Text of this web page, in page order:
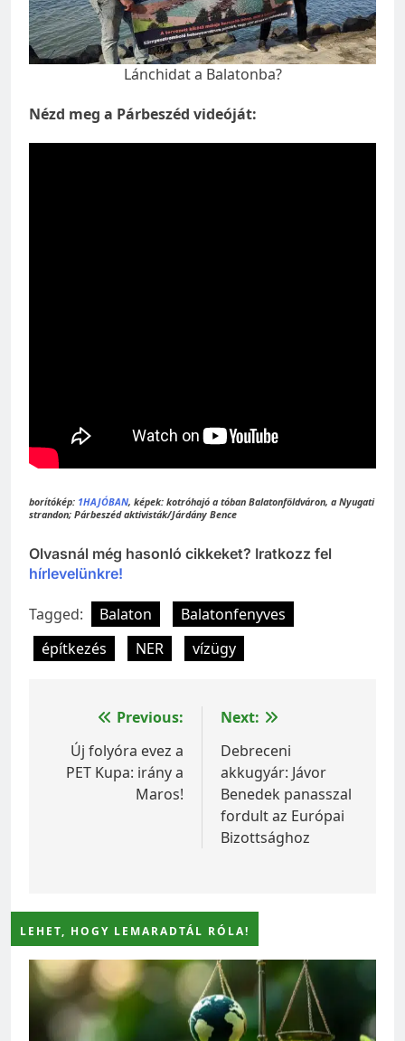
Lánchidat a Balatonba?
Nézd meg a Párbeszéd videóját:
borítókép: 1HAJÓBAN, képek: kotróhajó a tóban Balatonföldváron, a Nyugati
strandon; Párbeszéd aktivisták/Járdány Bence
Olvasnál még hasonló cikkeket? Iratkozz fel
hírlevelünkre!
Tagged: Balaton
Balatonfenyves
építkezés
NER vízügy
Bejegyzés
navigáció
Previous:
Új folyóra evez a
PET Kupa: irány a
Maros!
Next:
Debreceni
akkugyár: Jávor
Benedek panasszal
fordult az Európai
Bizottsághoz
LEHET, HOGY LEMARADTÁL RÓLA!